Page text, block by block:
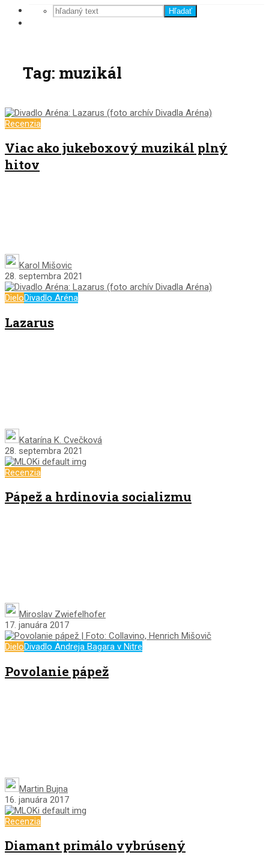
Hľadať
Tag: muzikál
Recenzia
Viac ako jukeboxový muzikál plný
hitov
Karol Mišovic
28. septembra 2021
DieloDivadlo Aréna
Lazarus
Katarína K. Cvečková
28. septembra 2021
Recenzia
Pápež a hrdinovia socializmu
Miroslav Zwiefelhofer
17. januára 2017
DieloDivadlo Andreja Bagara v Nitre
Povolanie pápež
Martin Bujna
16. januára 2017
Recenzia
Diamant primálo vybrúsený